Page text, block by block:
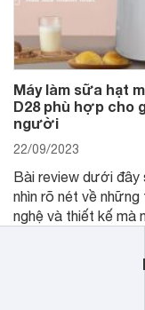
Máy làm sữa hạt
D28 phù hợp cho
người
22/09/2023
Bài review dưới đây
nhìn rõ nét về những
nghệ và thiết kế mà
thể đưa ra quyết